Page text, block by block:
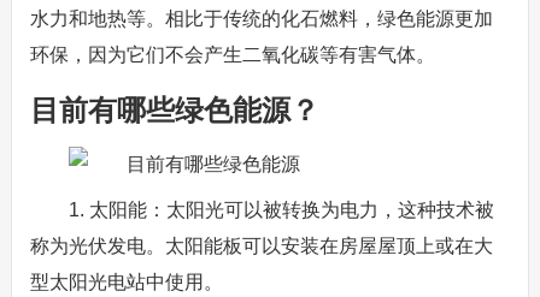
水力和地热等。相比于传统的化石燃料，绿色能源更加
环保，因为它们不会产生二氧化碳等有害气体。
目前有哪些绿色能源？
1. 太阳能：太阳光可以被转换为电力，这种技术被
称为光伏发电。太阳能板可以安装在房屋屋顶上或在大
型太阳光电站中使用。